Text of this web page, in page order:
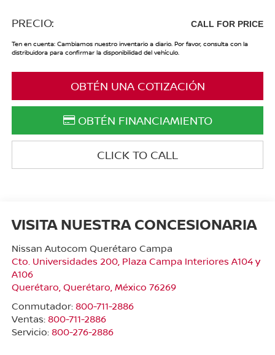
PRECIO: CALL FOR PRICE
Ten en cuenta: Cambiamos nuestro inventario a diario. Por favor, consulta con la
distribuidora para confirmar la disponibilidad del vehículo.
OBTÉN UNA COTIZACIÓN
OBTÉN FINANCIAMIENTO
CLICK TO CALL
VISITA NUESTRA CONCESIONARIA
Nissan Autocom Querétaro Campa
Cto. Universidades 200, Plaza Campa Interiores A104 y
A106
Querétaro, Querétaro, México 76269
Conmutador: 800-711-2886
Ventas: 800-711-2886
Servicio: 800-276-2886